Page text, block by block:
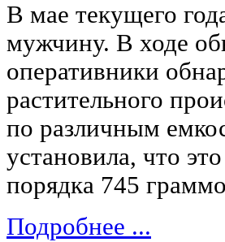
В мае текущего
мужчину. В ходе
оперативники
растительного
по различным
установила, что
порядка 745
Подробнее ...